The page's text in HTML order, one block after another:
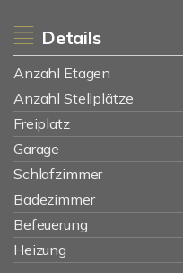
Details
Anzahl Etagen
Anzahl Stellplätze
Freiplatz
Garage
Schlafzimmer
Badezimmer
Befeuerung
Heizung